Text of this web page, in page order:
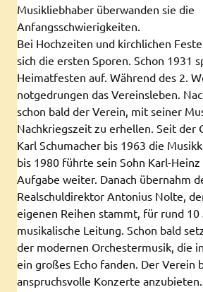
Musikliebhaber überwanden sie die
Anfangsschwierigkeiten.
Bei Hochzeiten und kirchlichen
sich die ersten Sporen. Schon 1931
Heimatfesten auf. Während des 2.
notgedrungen das Vereinsleben.
schon bald der Verein, mit seiner
Nachkriegszeit zu erhellen. Seit der
Karl Schumacher bis 1963 die
bis 1980 führte sein Sohn Karl-Heinz
Aufgabe weiter. Danach übernahm
Realschuldirektor Antonius Nolte,
eigenen Reihen stammt, für rund 10
musikalische Leitung. Schon bald
der modernen Orchestermusik, die
ein großes Echo fanden. Der Verein
anspruchsvolle Konzerte anzubieten.